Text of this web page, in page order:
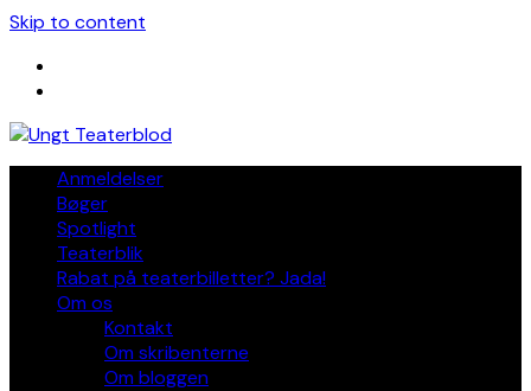
Skip to content
Anmeldelser
Bøger
Spotlight
Teaterblik
Rabat på teaterbilletter? Jada!
Om os
Kontakt
Om skribenterne
Om bloggen